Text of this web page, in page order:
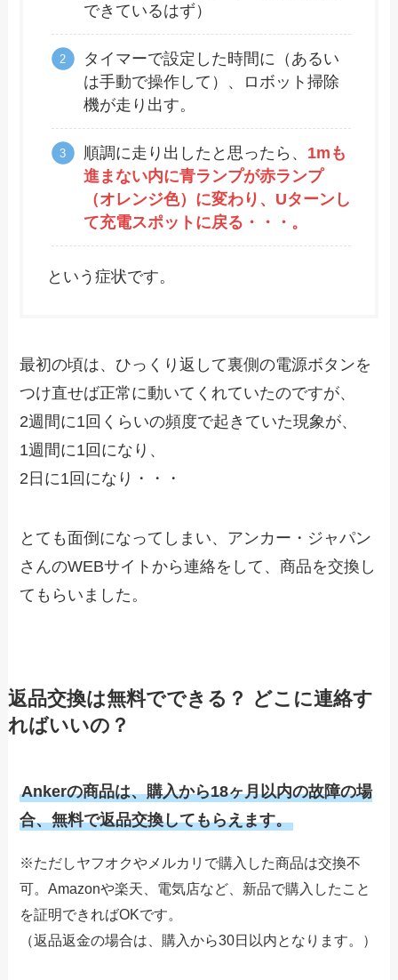
できているはず）
タイマーで設定した時間に（あるい
は手動で操作して）、ロボット掃除
機が走り出す。
順調に走り出したと思ったら、 1mも
進まない内に青ランプが赤ランプ
（オレンジ色）に変わり、Uターンし
て充電スポットに戻る・・・。
という症状です。
最初の頃は、 ひっくり返して裏側の電源ボタンを
つけ直せば正常に動いてくれていたのですが、
2週間に1回くらいの頻度で起きていた現象が、
1週間に1回になり、
2日に1回になり・・・
とても面倒になってしまい、アンカー・ジャパン
さんのWEBサイトから連絡をして、商品を交換し
てもらいました。
返品交換は無料でできる？ どこに連絡す
ればいいの？
Ankerの商品は、購入から18ヶ月以内の故障の場
合、無料で返品交換してもらえます。
※ただしヤフオクやメルカリで購入した商品は交換不
可。Amazonや楽天、電気店など、新品で購入したこと
を証明できればOKです。
（返品返金の場合は、購入から30日以内となります。）